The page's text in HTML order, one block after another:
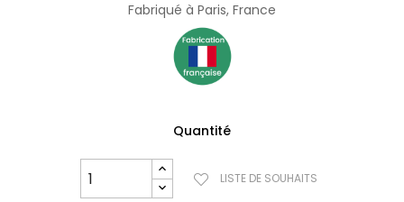
Fabriqué à Paris, France
Quantité
LISTE DE SOUHAITS